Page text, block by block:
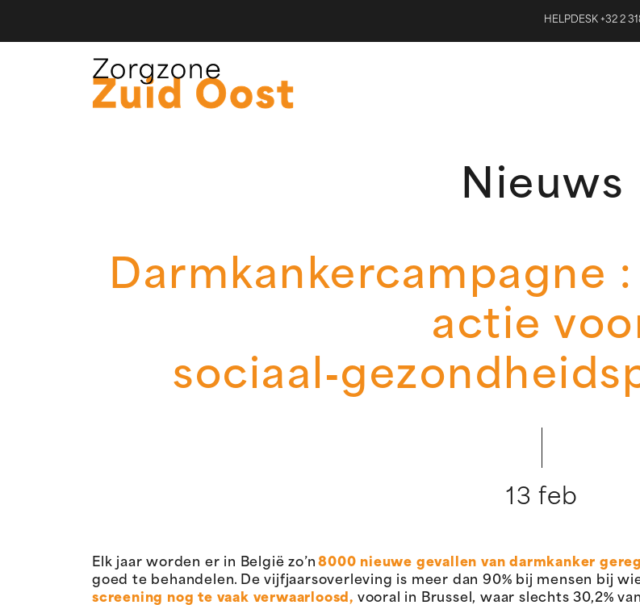
HELPDESK +32 2
Nieuws
Darmkankercampagne
actie
13 feb
Elk jaar worden er in België zo’n8000 nieuwe gevallen van darmkanker
goed te behandelen. De vijfjaarsoverleving is meer dan 90% bij mensen bij
screening nog te vaak verwaarloosd, vooral in Brussel, waar slechts 30,2%